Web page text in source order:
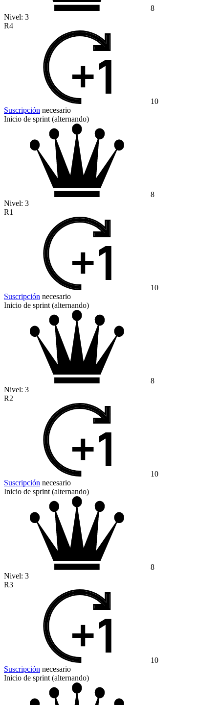
8
Nivel: 3
R4
10
Suscripción necesario
Inicio de sprint (alternando)
8
Nivel: 3
R1
10
Suscripción necesario
Inicio de sprint (alternando)
8
Nivel: 3
R2
10
Suscripción necesario
Inicio de sprint (alternando)
8
Nivel: 3
R3
10
Suscripción necesario
Inicio de sprint (alternando)